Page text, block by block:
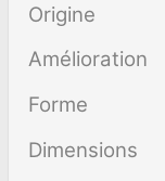
Origine
Amélioration
Forme
Dimensions